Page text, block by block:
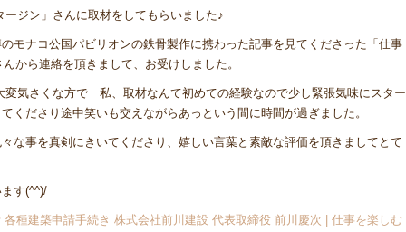
ジン」さんに取材をしてもらいました♪
モナコ公国パビリオンの鉄骨製作に携わった記事を見てくださった「仕事
から連絡を頂きまして、お受けしました。
変気さくな方で 私、取材なんて初めての経験なので少し緊張気味にスター
くださり途中笑いも交えながらあっという間に時間が過ぎました。
な事を真剣にきいてくださり、嬉しい言葉と素敵な評価を頂きましてとて
す(^^)/
種建築申請手続き 株式会社前川建設 代表取締役 前川慶次 | 仕事を楽しむ